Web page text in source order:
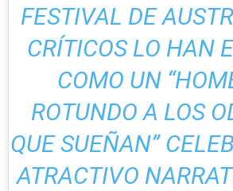
FESTIVAL DE
CRÍTICOS LO HAN
COMO UN
ROTUNDO A LOS
QUE SUEÑAN”
ATRACTIVO